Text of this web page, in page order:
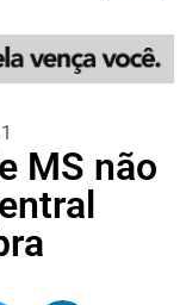
MS não